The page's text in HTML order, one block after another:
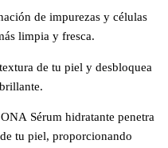
de impurezas y células
limpia y fresca.
de tu piel y desbloquea
Sérum hidratante penetra
tu piel, proporcionando